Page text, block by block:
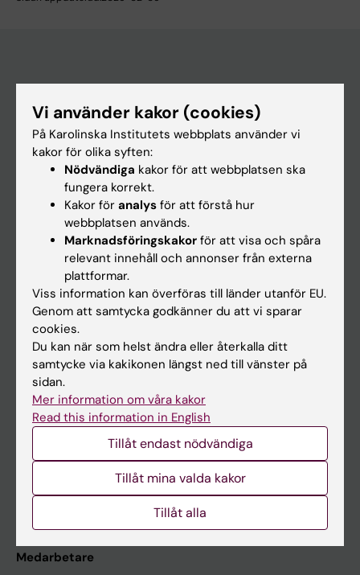
Utbildning
Forskarutbildning
Forskning
Kalender
Student
Ladok
Canvas
Schema
Kurs- och programwebbar
Medarbetare
Vi använder kakor (cookies)
På Karolinska Institutets webbplats använder vi
kakor för olika syften:
Nödvändiga kakor för att webbplatsen ska
fungera korrekt.
Kakor för analys för att förstå hur
webbplatsen används.
Marknadsföringskakor för att visa och spåra
relevant innehåll och annonser från externa
plattformar.
Viss information kan överföras till länder utanför EU.
Genom att samtycka godkänner du att vi sparar
cookies.
Du kan när som helst ändra eller återkalla ditt
samtycke via kakikonen längst ned till vänster på
sidan.
Mer information om våra kakor
Read this information in English
Tillåt endast nödvändiga
Tillåt mina valda kakor
Tillåt alla